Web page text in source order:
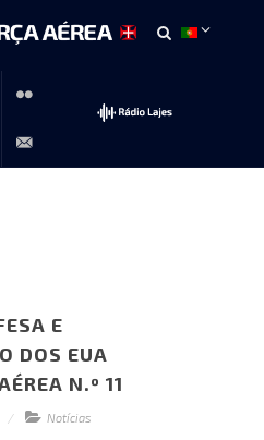
Flickr
E
DOS EUA
N.º 11
Notícias